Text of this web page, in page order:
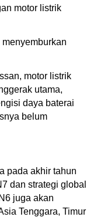
motor listrik
motor listrik
utama,
daya baterai
belum
pada akhir tahun
dan strategi global
juga akan
Tenggara, Timur